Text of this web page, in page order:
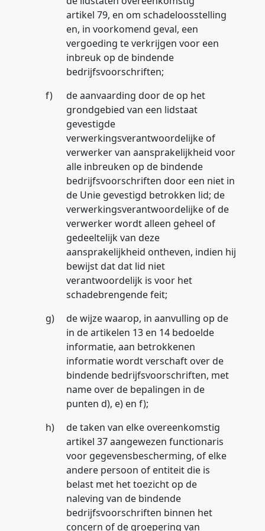
artikel 79, en om schadeloosstelling
en, in voorkomend geval, een
vergoeding te verkrijgen voor een
inbreuk op de bindende
bedrijfsvoorschriften;
f)
de aanvaarding door de op het
grondgebied van een lidstaat
gevestigde
verwerkingsverantwoordelijke of
verwerker van aansprakelijkheid voor
alle inbreuken op de bindende
bedrijfsvoorschriften door een niet in
de Unie gevestigd betrokken lid; de
verwerkingsverantwoordelijke of de
verwerker wordt alleen geheel of
gedeeltelijk van deze
aansprakelijkheid ontheven, indien hij
bewijst dat dat lid niet
verantwoordelijk is voor het
schadebrengende feit;
g)
de wijze waarop, in aanvulling op de
in de artikelen 13 en 14 bedoelde
informatie, aan betrokkenen
informatie wordt verschaft over de
bindende bedrijfsvoorschriften, met
name over de bepalingen in de
punten d), e) en f);
h)
de taken van elke overeenkomstig
artikel 37 aangewezen functionaris
voor gegevensbescherming, of elke
andere persoon of entiteit die is
belast met het toezicht op de
naleving van de bindende
bedrijfsvoorschriften binnen het
concern of de groepering van